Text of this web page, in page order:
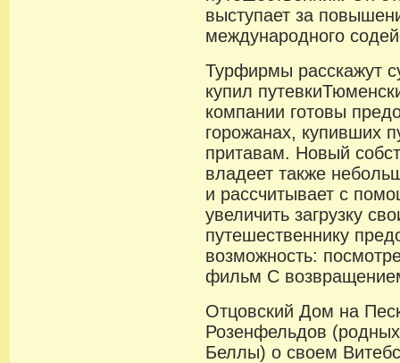
выступает за
международного
Турфирмы расскажут
купил
компании готовы
горожанах, купивших
притавам. Новый
владеет также
и рассчитывает с
увеличить загрузку
путешественнику
возможность:
фильм С
Отцовский Дом на
Розенфельдов
Беллы) о своем